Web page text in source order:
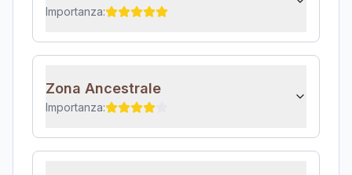
Importanza:
Zona Ancestrale
Importanza: